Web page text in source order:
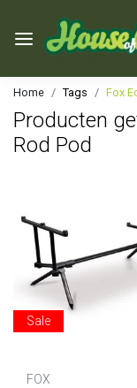
Home Tags Fox
Producten
Rod Pod
Sale
FOX